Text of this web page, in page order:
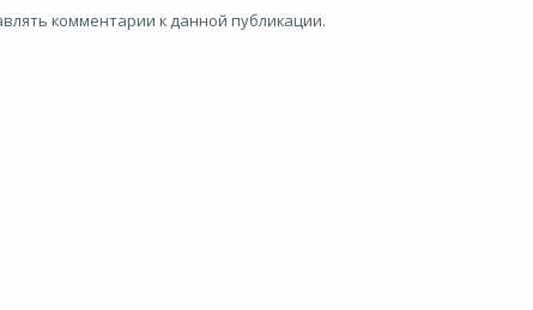
комментарии к данной публикации.